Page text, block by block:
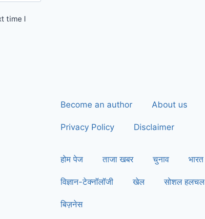
time I
Become an author About us
Privacy Policy Disclaimer
होम पेज ताजा खबर चुनाव भारत
विज्ञान-टेक्नॉलॉजी खेल सोशल हलचल
बिज़नेस